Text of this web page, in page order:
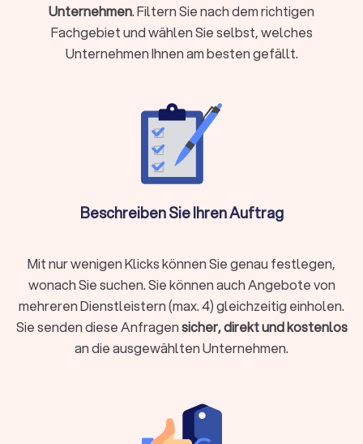
Leistungen eines professionellen
Hausmeisterservice
Technische Wartung und Instandhaltung:
Heizungs- und Lüftungsanlagen kontrollieren
Elektroinstallationen überprüfen und kleine Reparaturen
durchführen
Sanitäranlagen warten und defekte Armaturen
führen
Reinigung und Pflege:
Treppenhäuser, Flure und Gemeinschaftsräume reinigen
Unternehmen. Filtern Sie nach dem richtigen
Fachgebiet und wählen Sie selbst, welches
Unternehmen Ihnen am besten gefällt.
Beschreiben Sie Ihren Auftrag
Mit nur wenigen Klicks können Sie genau festlegen,
wonach Sie suchen. Sie können auch Angebote von
mehreren Dienstleistern (max. 4) gleichzeitig einholen.
Sie senden diese Anfragensicher, direkt und kostenlos
an die ausgewählten Unternehmen.